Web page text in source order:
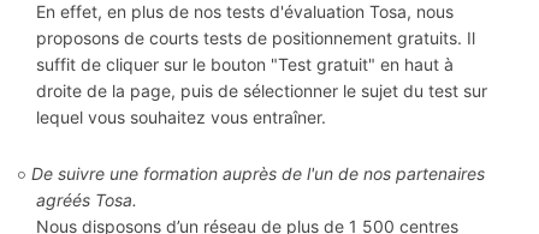
En effet, en plus de nos tests d'évaluation Tosa, nous
proposons de courts tests de positionnement gratuits. Il
suffit de cliquer sur le bouton "Test gratuit" en haut à
droite de la page, puis de sélectionner le sujet du test sur
lequel vous souhaitez vous entraîner.
De suivre une formation auprès de l'un de nos partenaires
agréés Tosa.
Nous disposons d’un réseau de plus de 1 500 centres